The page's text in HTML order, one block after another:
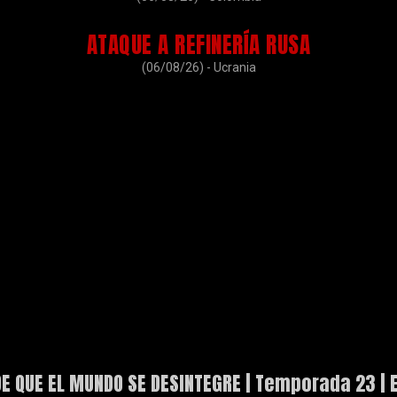
ATAQUE A REFINERÍA RUSA
(06/08/26) - Ucrania
QUE EL MUNDO SE DESINTEGRE | Temporada 23 |